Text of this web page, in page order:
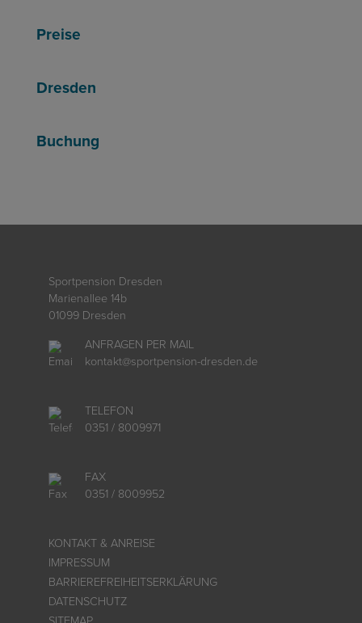
Preise
Dresden
Buchung
Sportpension Dresden
Marienallee 14b
01099 Dresden
ANFRAGEN PER MAIL
kontakt@sportpension-dresden.de
TELEFON
0351 / 8009971
FAX
0351 / 8009952
KONTAKT & ANREISE
IMPRESSUM
BARRIEREFREIHEITSERKLÄRUNG
DATENSCHUTZ